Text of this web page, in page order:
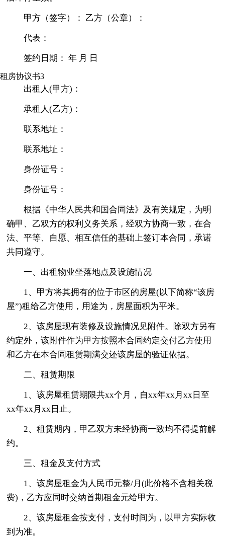
甲方（签字）： 乙方（公章）：
代表：
签约日期： 年 月 日
租房协议书3
出租人(甲方)：
承租人(乙方)：
联系地址：
联系地址：
身份证号：
身份证号：
根据《中华人民共和国合同法》及有关规定，为明
确甲、乙双方的权利义务关系，经双方协商一致，在合
法、平等、自愿、相互信任的基础上签订本合同，承诺
共同遵守。
一、出租物业坐落地点及设施情况
1、甲方将其拥有的位于市区的房屋(以下简称“该房
屋”)租给乙方使用，用途为，房屋面积为平米。
2、该房屋现有装修及设施情况见附件。除双方另有
约定外，该附件作为甲方按照本合同约定交付乙方使用
和乙方在本合同租赁期满交还该房屋的验证依据。
二、租赁期限
1、该房屋租赁期限共xx个月，自xx年xx月xx日至
xx年xx月xx日止。
2、租赁期内，甲乙双方未经协商一致均不得提前解
约。
三、租金及支付方式
1、该房屋租金为人民币元整/月(此价格不含相关税
费)，乙方应同时交纳首期租金元给甲方。
2、该房屋租金按支付，支付时间为，以甲方实际收
到为准。